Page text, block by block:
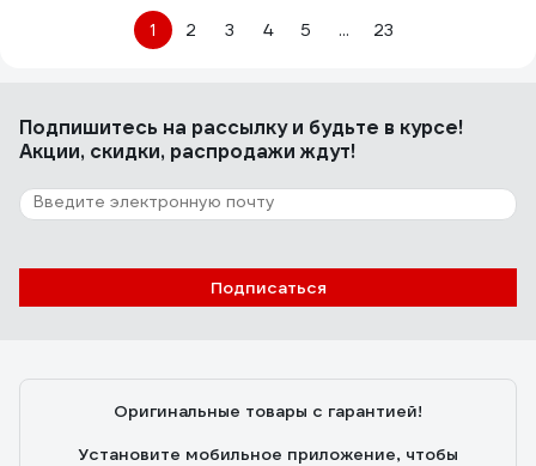
1 2 3 4 5 ... 23
Подпишитесь на рассылкуи будьте в курсе!
Акции, скидки, распродажи ждут!
Подписаться
Оригинальные товары с гарантией!
Установите мобильное приложение, чтобы